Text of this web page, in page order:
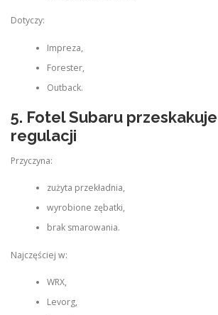
Dotyczy:
Impreza,
Forester,
Outback.
5. Fotel Subaru
regulacji
Przyczyna:
zużyta przekładnia,
wyrobione zębatki,
brak smarowania.
Najczęściej w:
WRX,
Levorg,